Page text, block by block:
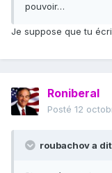
pouvoir…
Je suppose que tu
Roniberal
Posté 12
roubachov a